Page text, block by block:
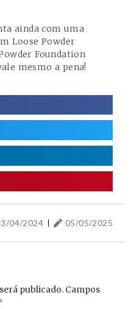
ainda com uma
Loose Powder
Foundation
mesmo a pena!
04/2024 05/05/2025
publicado. Campos